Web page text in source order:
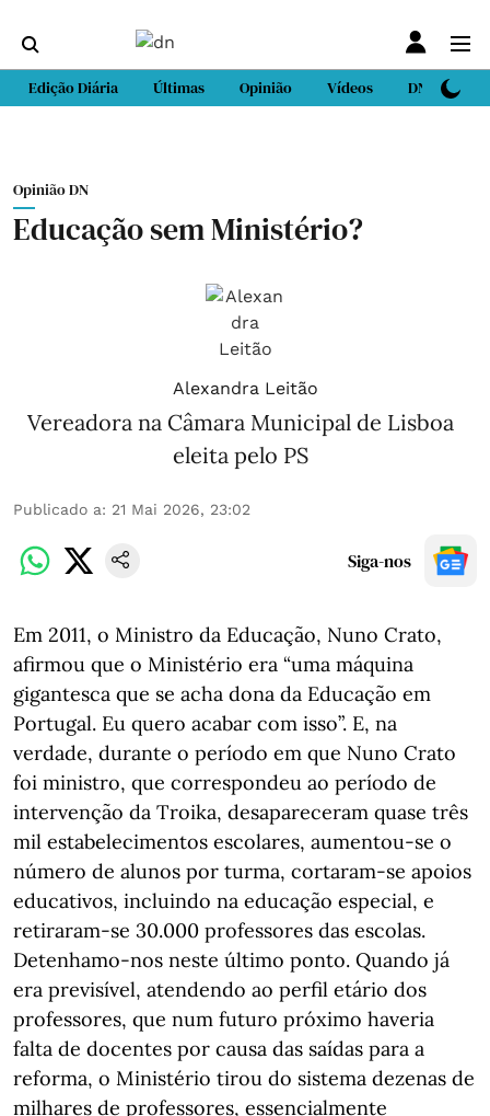
Edição Diária Últimas Opinião Vídeos DN Sport
Opinião DN
Educação sem Ministério?
Alexandra Leitão
Vereadora na Câmara Municipal de Lisboa
eleita pelo PS
Publicado a: 21 Mai 2026, 23:02
Siga-nos
Em 2011, o Ministro da Educação, Nuno Crato,
afirmou que o Ministério era “uma máquina
gigantesca que se acha dona da Educação em
Portugal. Eu quero acabar com isso”. E, na
verdade, durante o período em que Nuno Crato
foi ministro, que correspondeu ao período de
intervenção da Troika, desapareceram quase três
mil estabelecimentos escolares, aumentou-se o
número de alunos por turma, cortaram-se apoios
educativos, incluindo na educação especial, e
retiraram-se 30.000 professores das escolas.
Detenhamo-nos neste último ponto. Quando já
era previsível, atendendo ao perfil etário dos
professores, que num futuro próximo haveria
falta de docentes por causa das saídas para a
reforma, o Ministério tirou do sistema dezenas de
milhares de professores, essencialmente